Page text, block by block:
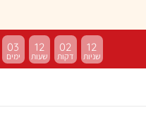
03 12 02 11